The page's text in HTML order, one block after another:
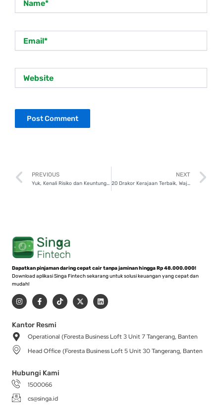
Prev
PREVIOUS
Yuk, Kenali Risiko dan Keuntungan Investasi Peer-to-Peer (P2P) Lending!
NEXT
20 Drakor Kerajaan Terbaik, Wajib Ditonton Penggemar Sageuk!
Dapatkan pinjaman daring cepat cair tanpa jaminan hingga Rp 48.000.000!
Download aplikasi Singa Fintech sekarang untuk solusi keuangan yang cepat dan
mudah!
I
n
s
a
g
r
a
m
F
a
c
b
o
-
T
i
k
X
-
t
t
r
L
i
n
i
Kantor Resmi
Operational (Foresta Business Loft 3 Unit 7 Tangerang, Banten
Head Office (Foresta Business Loft 5 Unit 30 Tangerang, Banten
Hubungi Kami
1500066
cs@singa.id